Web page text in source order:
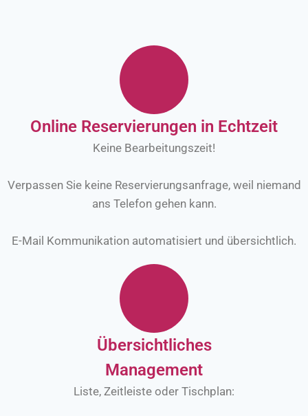
Online Reservierungen in Echtzeit
Keine Bearbeitungszeit!
Verpassen Sie keine Reservierungsanfrage, weil niemand
ans Telefon gehen kann.
E-Mail Kommunikation automatisiert und übersichtlich.
Übersichtliches
Management
Liste, Zeitleiste oder Tischplan: